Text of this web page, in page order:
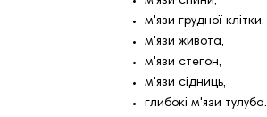
м'язи грудної клітки,
м'язи живота,
м'язи стегон,
м'язи сідниць,
глибокі м'язи тулуба.